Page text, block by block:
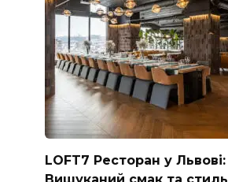
LOFT7 Ресторан у Львові: